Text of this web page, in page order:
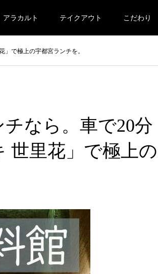
アラカルト テイクアウト こだわり
で極上の宇都宮ランチを。
なら。車で20分
世里花」で極上の